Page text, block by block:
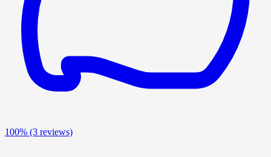
100% (3 reviews)